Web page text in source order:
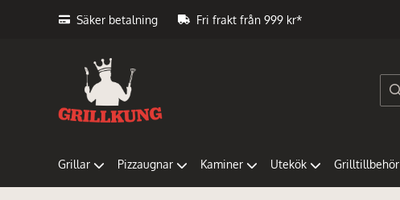
Säker betalning Fri frakt från 999 kr*
Grillar Pizzaugnar Kaminer Utekök Grilltillbehör